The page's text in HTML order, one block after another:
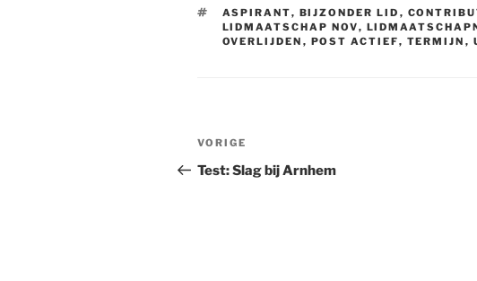
TAGS
ASPIRANT, BIJZONDER LID ,
LIDMAATSCHAP NOV,
OVERLIJDEN , POST ACTIEF, TERMIJN ,
Bericht
navigatie
Vorig
bericht
VORIGE
Test: Slag bij Arnhem